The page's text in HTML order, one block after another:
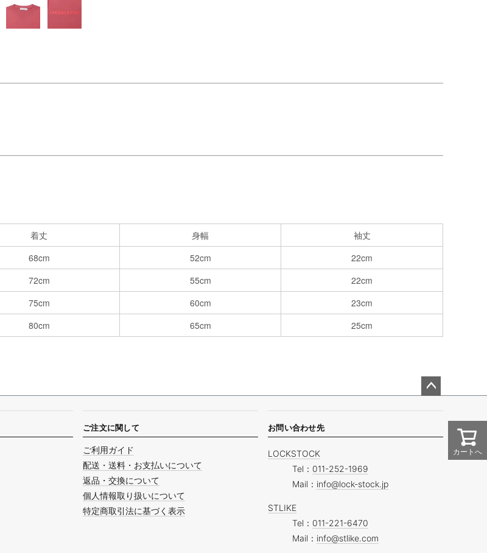
着丈 身幅
袖丈
68cm 52cm
22cm
72cm 55cm
22cm
75cm 60cm
23cm
80cm 65cm 25cm
カートへ
ジト
へ
ご注文に関して
ご利用ガイド
配送・送料・お支払いについて
返品・交換について
個人情報取り扱いについて
特定商取引法に基づく表示
お問い合わせ先
LOCKSTOCK
Tel： 011-252-1969
Mail： info@lock-stock.jp
STLIKE
Tel： 011-221-6470
Mail： info@stlike.com